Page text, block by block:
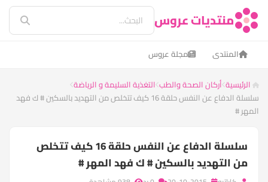
منتديات عروس
المنتدى مجلة عروس
الرئيسية أركان الصحة والطب التغذية السليمة و الرياضة
سلسلة الدفاع عن النفس حلقة 16 كيف تتخلص من التهديد بالسكين # ك فهد
المهر #
سلسلة الدفاع عن النفس حلقة 16 كيف تتخلص
من التهديد بالسكين # ك فهد المهر #